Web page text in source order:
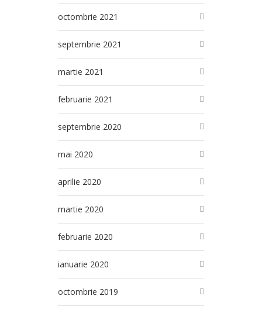
octombrie 2021
septembrie 2021
martie 2021
februarie 2021
septembrie 2020
mai 2020
aprilie 2020
martie 2020
februarie 2020
ianuarie 2020
octombrie 2019